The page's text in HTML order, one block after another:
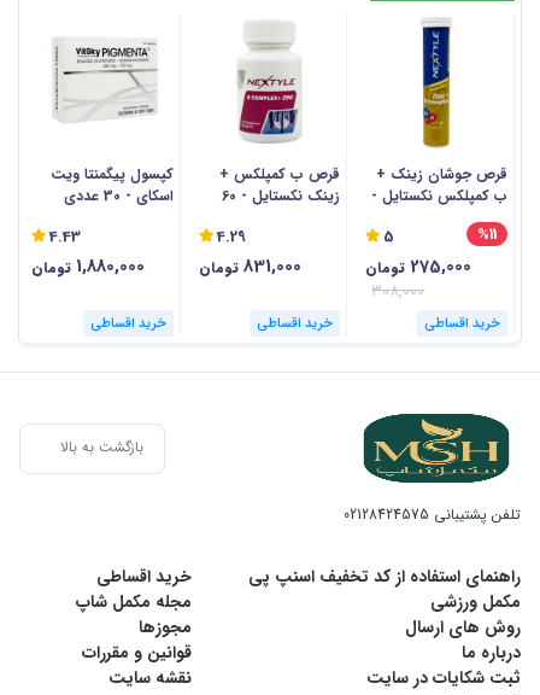
قرص جوشان زینک +
ب کمپلکس نکستایل -
20 عددی
5 %11
275,000 تومان
308,000
خرید اقساطی
قرص ب کمپلکس +
زینک نکستایل - 60
4.29
831,000 تومان
خرید اقساطی
کپسول پیگمنتا ویت
اسکای - 30 عددی
4.43
1,880,000 تومان
خرید اقساطی
بازگشت به بالا
تلفن پشتیبانی 02128424575
راهنمای استفاده از کد تخفیف اسنپ پی
خرید اقساطی
مکمل ورزشی
مجله مکمل شاپ
روش های ارسال
مجوزها
درباره ما
قوانین و مقررات
ثبت شکایات در سایت
نقشه سایت